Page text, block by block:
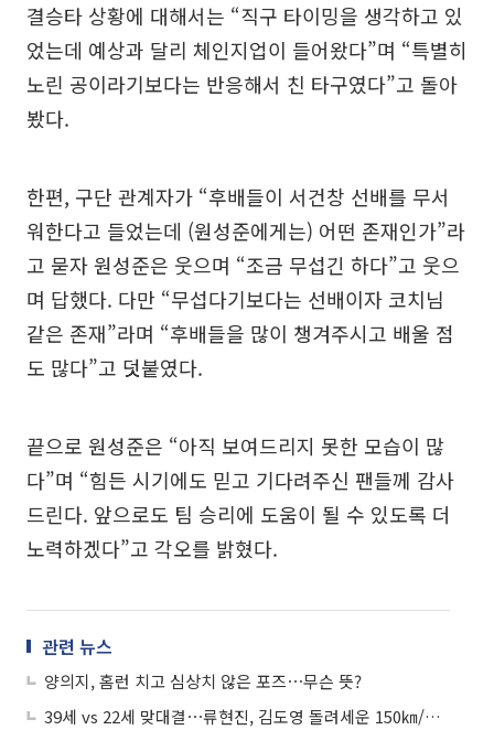
결승타 상황에 대해서는 “직구 타이밍을 생각하고 있
었는데 예상과 달리 체인지업이 들어왔다”며 “특별히
노린 공이라기보다는 반응해서 친 타구였다”고 돌아
봤다.
한편, 구단 관계자가 “후배들이 서건창 선배를 무서
워한다고 들었는데 (원성준에게는) 어떤 존재인가”라
고 묻자 원성준은 웃으며 “조금 무섭긴 하다”고 웃으
며 답했다. 다만 “무섭다기보다는 선배이자 코치님
같은 존재”라며 “후배들을 많이 챙겨주시고 배울 점
도 많다”고 덧붙였다.
끝으로 원성준은 “아직 보여드리지 못한 모습이 많
다”며 “힘든 시기에도 믿고 기다려주신 팬들께 감사
드린다. 앞으로도 팀 승리에 도움이 될 수 있도록 더
노력하겠다”고 각오를 밝혔다.
관련 뉴스
양의지, 홈런 치고 심상치 않은 포즈⋯무슨 뜻?
39세 vs 22세 맞대결⋯류현진, 김도영 돌려세운 150㎞/h 직구